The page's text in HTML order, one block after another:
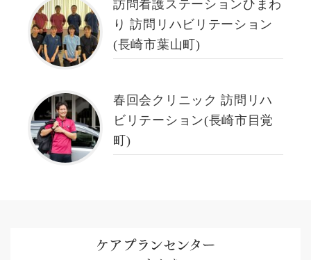
訪問看護ステーションひまわ
り 訪問リハビリテーション
(長崎市葉山町)
春回会クリニック 訪問リハ
ビリテーション(長崎市目覚
町)